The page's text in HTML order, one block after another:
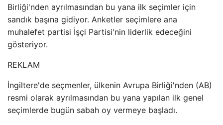
Birliği'nden ayrılmasından bu yana ilk seçimler için
sandık başına gidiyor. Anketler seçimlere ana
muhalefet partisi İşçi Partisi'nin liderlik edeceğini
gösteriyor.
REKLAM
İngiltere'de seçmenler, ülkenin Avrupa Birliği'nden (AB)
resmi olarak ayrılmasından bu yana yapılan ilk genel
seçimlerde bugün sabah oy vermeye başladı.